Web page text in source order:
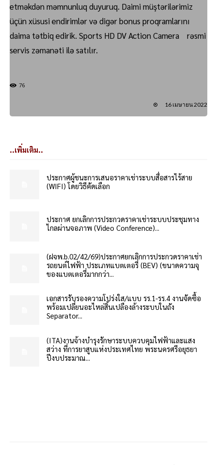
etməkdən məmnunluq duyuruq. Daimi müştərilərimiz
üçün xüsusi endirimlər və digər bonus proqramlarını
daima tətbiq edirik. Sports HD DV Action Camera rəsmi
servis zəmanəti ilə satılır.
76
16 เมษายน 2022
..เพิ่มเติม..
ประกาศผู้ชนะการเสนอราคาเช่าระบบสื่อสารไร้สาย
(WIFI) โดยวิธีคัดเลือก
ประกาศ ยกเลิกการประกวดราคาเช่าระบบประชุมทาง
ไกลผ่านจอภาพ (Video Conference)...
(ฝจพ.b.02/42/69)ประกาศยกเลิกการประกวดราคาเช่า
รถยนต์ไฟฟ้า ประเภทแบตเตอรี่ (BEV) (ขนาดความจุ
ของแบตเตอรี่มากกว่า...
เอกสารรับรองความโปร่งใส/แบบ รร.1-รร.4 งานจัดซื้อ
พร้อมเปลี่ยนอะไหล่สิ้นเปลืองล้างระบบในถัง
Separator...
(ITA)งานจ้างบำรุงรักษาระบบควบคุมไฟฟ้าและแสง
สว่าง ที่การยาสูบแห่งประเทศไทย พระนครศรีอยุธยา
ปีงบประมาณ...